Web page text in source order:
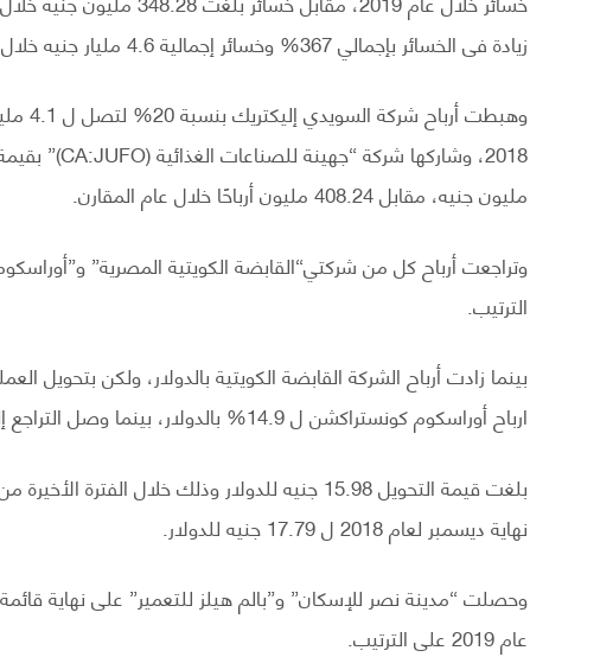
زيادة فى الخسائر بإجمالي 367% وخسائر إجمالية 4.6 مليار جنيه خلال عام 2019.
مليون جنيه، مقابل 408.24 مليون أرباحًا خلال عام المقارن.
الترتيب.
ارباح أوراسكوم كونستراكشن ل 14.9% بالدولار، بينما وصل التراجع إلى 28% بعد التحويل بالجنيه.
نهاية ديسمبر لعام 2018 ل 17.79 جنيه للدولار.
عام 2019 على الترتيب.